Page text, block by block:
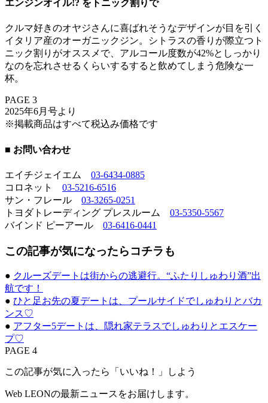
エンジンオイル!? をトニック割りで
クルマ好きのオヤジさんに喜ばれそうなデザインが目を引く
イタリア産のオーガニックジン。シトラスの香りが際立つト
ニック割りがオススメで、アルコール度数が42%としっかり
なのを忘れさせるくらいするすると飲めてしまう危険な一
杯。
PAGE 3
2025年6月号より
※掲載商品はすべて税込み価格です
■ お問い合わせ
エイチジェイエム 03-6434-0885
コロネット 03-5216-6516
サン・フレール 03-3265-0251
トヨダトレーディング プレスルーム 03-5350-5567
バインド ピーアール 03-6416-0441
この記事が気になったらコチラも
● クルーズデートは街からの逃避行。“ふたりしゅわり酒”出
航です！
● ひと足お先の夏デートは、プールサイドでしゅわりとバカ
ンス♡
● アフター5デートは、隠れ家テラスでしゅわりとエスケー
プ♡
PAGE 4
この記事が気に入ったら「いいね！」しよう
Web LEONの最新ニュースをお届けします。